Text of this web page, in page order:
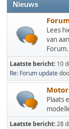
Nieuws
Lees
van
Forum.
Laatste bericht: 10
Re: Forum update
Plaats
Laatste bericht:28